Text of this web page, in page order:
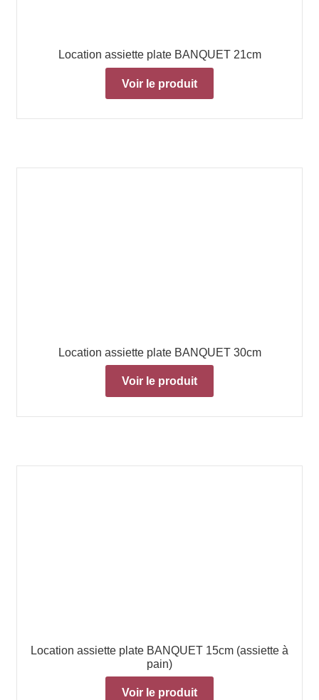
Location assiette plate BANQUET 21cm
Voir le produit
Location assiette plate BANQUET 30cm
Voir le produit
Location assiette plate BANQUET 15cm (assiette à
pain)
Voir le produit